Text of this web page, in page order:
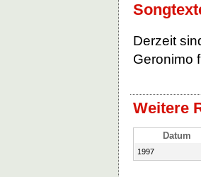
Derzeit
Geronimo
Weitere
Datum
1997